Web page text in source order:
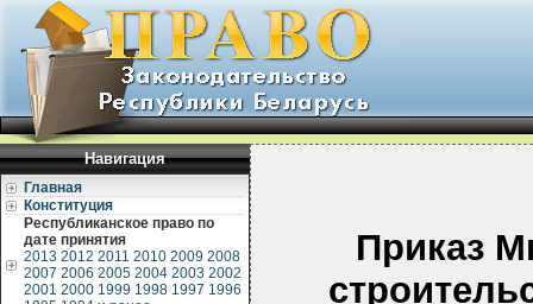
Навигация
Главная
Конституция
Республиканское право по
дате принятия
2013 2012 2011 2010 2009 2008
2007 2006 2005 2004 2003 2002
2001 2000 1999 1998 1997 1996
Приказ